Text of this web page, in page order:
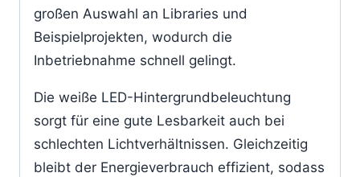
großen Auswahl an Libraries und
Beispielprojekten, wodurch die
Inbetriebnahme schnell gelingt.
Die weiße LED-Hintergrundbeleuchtung
sorgt für eine gute Lesbarkeit auch bei
schlechten Lichtverhältnissen. Gleichzeitig
bleibt der Energieverbrauch effizient, sodass